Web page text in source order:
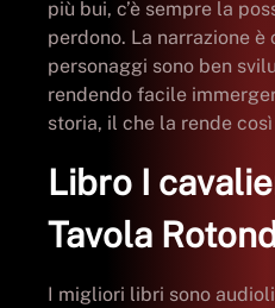
più bui, c’è sempre la
perdono. La narrazione è
personaggi sono ben
rendendo facile
storia, il che la rende
Libro I
Tavola
I migliori libri sono